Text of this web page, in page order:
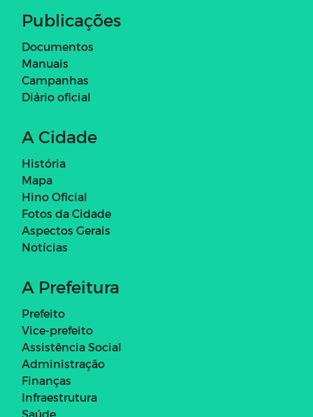
Publicações
Documentos
Manuais
Campanhas
Diário oficial
A Cidade
História
Mapa
Hino Oficial
Fotos da Cidade
Aspectos Gerais
Notícias
A Prefeitura
Prefeito
Vice-prefeito
Assistência Social
Administração
Finanças
Infraestrutura
Saúde